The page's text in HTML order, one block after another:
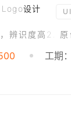
设计
工期